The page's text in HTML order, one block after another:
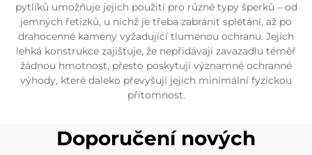
pytlíků umožňuje jejich použití pro různé typy šperků – od
jemných řetízků, u nichž je třeba zabránit splétání, až po
drahocenné kameny vyžadující tlumenou ochranu. Jejich
lehká konstrukce zajišťuje, že nepřidávají zavazadlu téměř
žádnou hmotnost, přesto poskytují významné ochranné
výhody, které daleko převyšují jejich minimální fyzickou
přítomnost.
Doporučení nových